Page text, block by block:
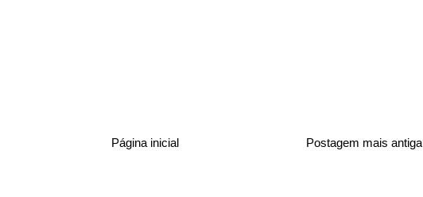
Postagem mais antiga
Página inicial